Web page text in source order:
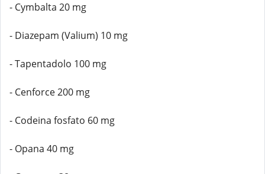
- Cymbalta 20 mg
- Diazepam (Valium) 10 mg
- Tapentadolo 100 mg
- Cenforce 200 mg
- Codeina fosfato 60 mg
- Opana 40 mg